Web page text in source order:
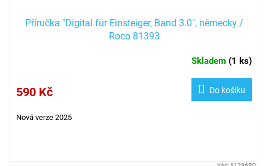
Příručka "Digital für Einsteiger, Band 3.0", německy /
Roco 81393
Skladem (1 ks)
590 Kč Do košíku
Nová verze 2025